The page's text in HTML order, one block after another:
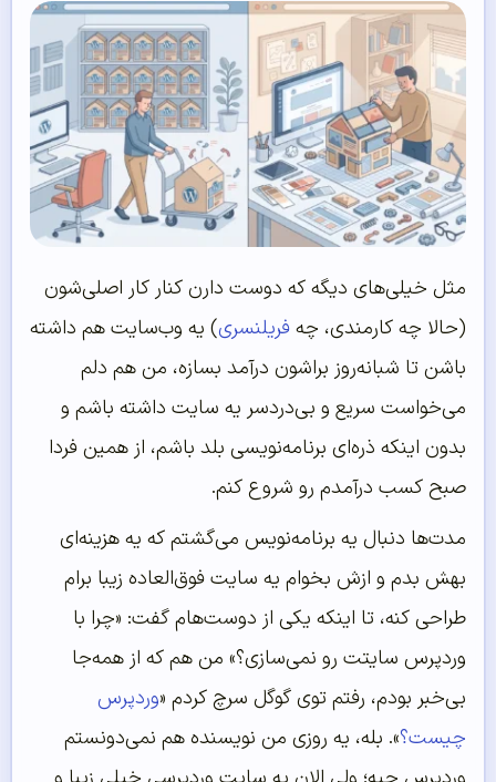
مثل خیلی‌های دیگه که دوست دارن کنار کار اصلی‌شون
(حالا چه کارمندی، چهفریلنسری) یه وب‌سایت هم داشته
باشن تا شبانه‌روز براشون درآمد بسازه، من هم دلم
می‌خواست سریع و بی‌دردسر یه سایت داشته باشم و
بدون اینکه ذره‌ای برنامه‌نویسی بلد باشم، از همین فردا
صبح کسب درآمدم رو شروع کنم.
مدت‌ها دنبال یه برنامه‌نویس می‌گشتم که یه هزینه‌ای
بهش بدم و ازش بخوام یه سایت فوق‌العاده زیبا برام
طراحی کنه، تا اینکه یکی از دوست‌هام گفت: «چرا با
وردپرس سایتت رو نمی‌سازی؟» من هم که از همه‌جا
بی‌خبر بودم، رفتم توی گوگل سرچ کردم «وردپرس
چیست؟». بله، یه روزی من نویسنده هم نمی‌دونستم